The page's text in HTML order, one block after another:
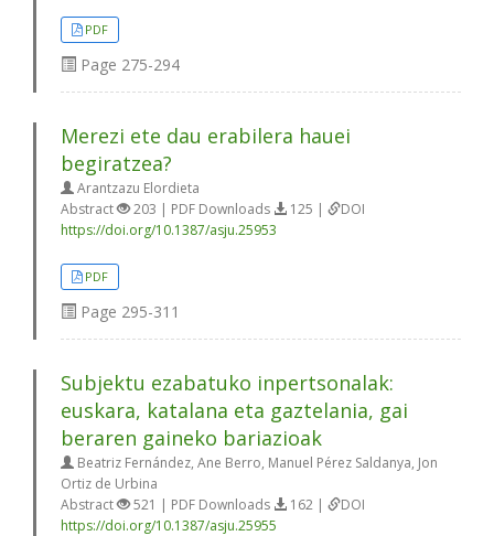
PDF
Page 275-294
Merezi ete dau erabilera hauei
begiratzea?
Arantzazu Elordieta
Abstract
203 | PDF Downloads 125 |
DOI
https://doi.org/10.1387/asju.25953
PDF
Page 295-311
Subjektu ezabatuko inpertsonalak:
euskara, katalana eta gaztelania, gai
beraren gaineko bariazioak
Beatriz Fernández, Ane Berro, Manuel Pérez Saldanya, Jon
Ortiz de Urbina
Abstract
521 | PDF Downloads 162 |
DOI
https://doi.org/10.1387/asju.25955